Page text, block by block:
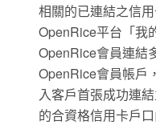
相關的已連結之信
OpenRice平台「我
OpenRice會員連結
OpenRice會員帳戶
入客戶首張成功連
的合資格信用卡戶